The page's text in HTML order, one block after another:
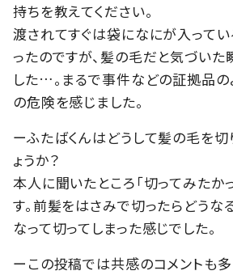
持ちを教えてください。
渡されてすぐは袋になにが入って
ったのですが、髪の毛だと気づい
した…。まるで事件などの証拠品
の危険を感じました。
ーふたばくんはどうして髪の毛を切
ょうか？
本人に聞いたところ「切ってみたか
す。前髪をはさみで切ったらどうな
なって切ってしまった感じでした。
ーこの投稿では共感のコメントも